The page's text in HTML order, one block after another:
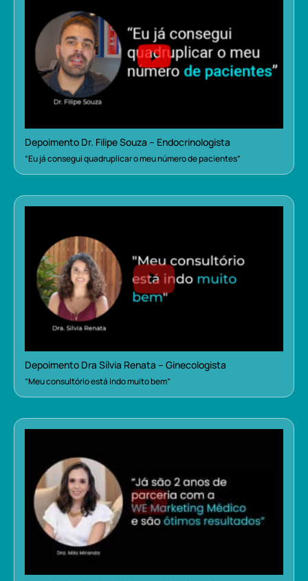
Depoimento Dr. Filipe Souza – Endocrinologista
“Eu já consegui quadruplicar o meu número de pacientes”
Depoimento Dra Sílvia Renata – Ginecologista
“Meu consultório está indo muito bem”